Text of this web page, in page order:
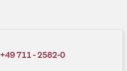
+49 711 - 2582-0